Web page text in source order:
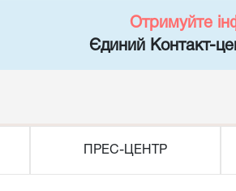
Отримуйте
Єдиний Контакт-
ПРЕС-ЦЕНТР